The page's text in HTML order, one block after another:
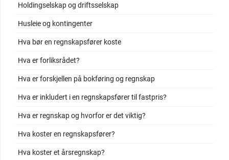
Holdingselskap og driftsselskap
Husleie og kontingenter
Hva bør en regnskapsfører koste
Hva er forliksrådet?
Hva er forskjellen på bokføring og regnskap
Hva er inkludert i en regnskapsfører til fastpris?
Hva er regnskap og hvorfor er det viktig?
Hva koster en regnskapsfører?
Hva koster et årsregnskap?